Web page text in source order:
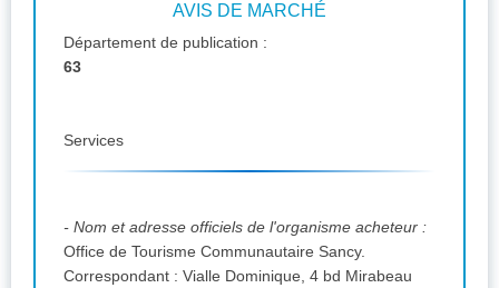
AVIS DE MARCHÉ
Département de publication :
63
Services
- Nom et adresse officiels de l'organisme acheteur :
Office de Tourisme Communautaire Sancy.
Correspondant : Vialle Dominique, 4 bd Mirabeau